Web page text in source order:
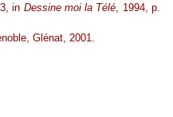
in Dessine moi la Télé, 1994, p.
Glénat, 2001.